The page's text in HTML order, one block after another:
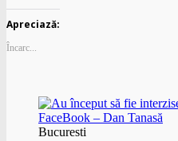
Apreciază:
Încarc...
Bucuresti